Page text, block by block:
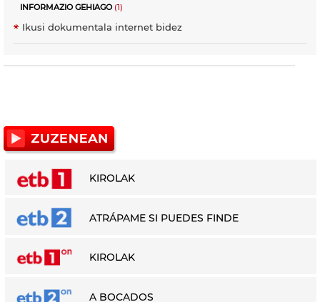
INFORMAZIO GEHIAGO(1)
Ikusi dokumentala internet bidez
KIROLAK
ATRÁPAME SI PUEDES FINDE
KIROLAK
A BOCADOS